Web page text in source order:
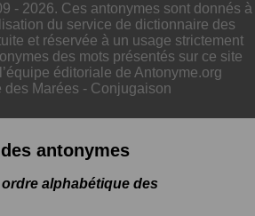
- 2026. Ces antonymes sont donnés à
du service de dictionnaire des
et réservée à un usage strictement
des mots présentés sur ce site
éditoriale de Antonyme.org
des Marées - Conjugaison
antonymes
alphabétique des